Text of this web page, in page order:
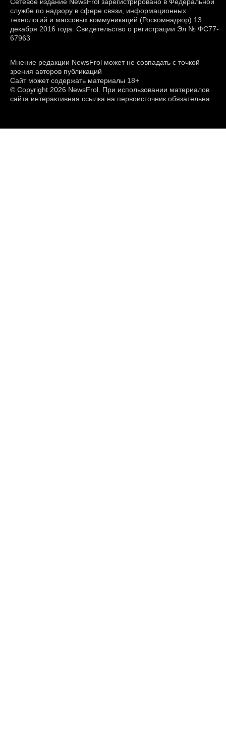
Сетевое издание NewsFrol зарегистрировано в Федеральной
службе по надзору в сфере связи, информационных
технологий и массовых коммуникаций (Роскомнадзор) 13
декабря 2016 года. Свидетельство о регистрации Эл № ФС77-
67963
Мнение редакции NewsFrol может не совпадать с точкой
зрения авторов публикаций
Сайт может содержать материалы 18+
© Copyright 2026 NewsFrol. При использовании материалов
сайта интерактивная ссылка на первоисточник обязательна